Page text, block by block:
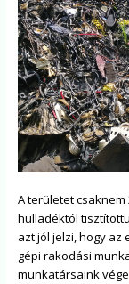
A területet
hulladéktól
azt jól jelzi, hogy
gépi rakodási
munkatársaink